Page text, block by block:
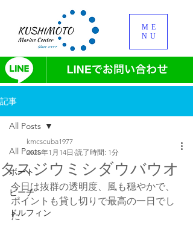
ME
NU
記事
All Posts
ボート
ビーチ
ドルフィン
All Posts
タスジウミシダウバウオ
kmcscuba1977
2025年1月14日 読了時間: 1分
今日は抜群の透明度、風も穏やかで、
ポイントも貸し切りで最高の一日でし
た